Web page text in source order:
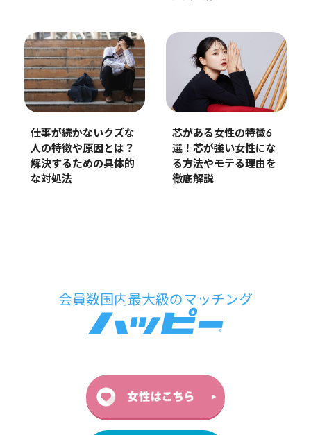
仕事が続かないクズな
人の特徴や原因とは？
解決するための具体的
な対処法
芯がある女性の特徴6
選！芯が強い女性にな
る方法やモテる理由を
徹底解説